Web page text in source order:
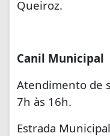
Queiroz.
Canil Municipal
Atendimento de
7h às 16h.
Estrada